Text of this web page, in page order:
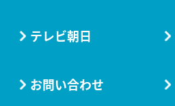
テレビ朝日
お問い合わせ